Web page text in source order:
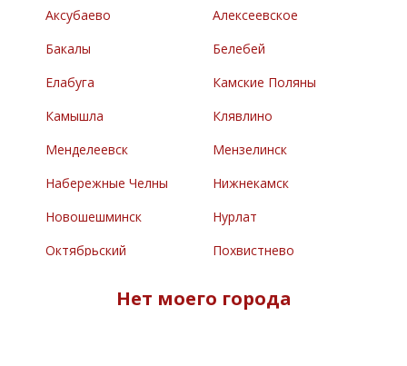
Аксубаево
Алексеевское
Бакалы
Белебей
Елабуга
Камские Поляны
Камышла
Клявлино
Менделеевск
Мензелинск
Набережные Челны
Нижнекамск
Новошешминск
Нурлат
Октябрьский
Похвистнево
Нет моего города